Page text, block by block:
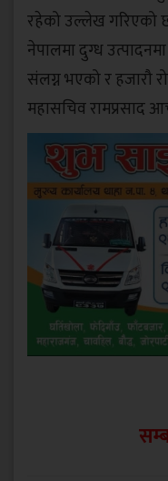
रहेको उल्लेख गरिएको
नेपालमा दुग्ध
संलग्न भएको र हजारौ
महासचिव रामप्रसाद